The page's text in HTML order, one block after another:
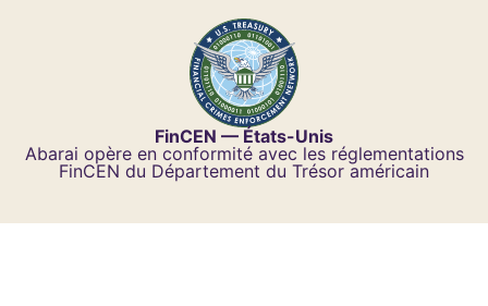
FinCEN — États-Unis
Abarai opère en conformité avec les réglementations
FinCEN du Département du Trésor américain